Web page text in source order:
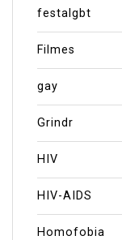
festalgbt
Filmes
gay
Grindr
HIV
HIV-AIDS
Homofobia